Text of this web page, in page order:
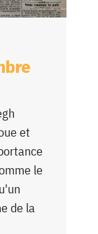
et
le
de la